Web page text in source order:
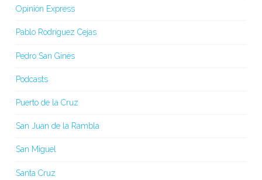
Opinión Express
Pablo Rodríguez Cejas
Pedro San Ginés
Podcasts
Puerto de la Cruz
San Juan de la Rambla
San Miguel
Santa Cruz